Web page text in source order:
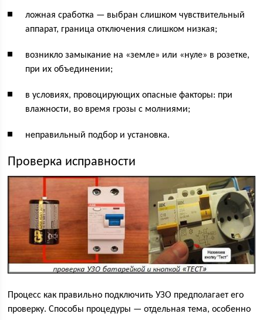
ложная сработка — выбран слишком чувствительный
аппарат, граница отключения слишком низкая;
возникло замыкание на «земле» или «нуле» в розетке,
при их объединении;
в условиях, провоцирующих опасные факторы: при
влажности, во время грозы с молниями;
неправильный подбор и установка.
Проверка исправности
Процесс как правильно подключить УЗО предполагает его
проверку. Способы процедуры — отдельная тема, особенно